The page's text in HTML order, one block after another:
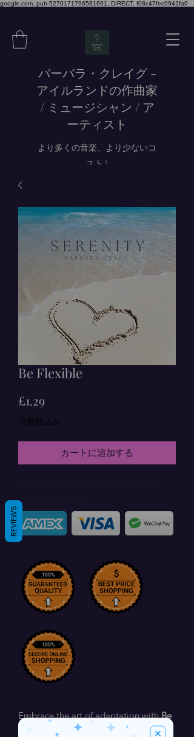
google.com, pub-5270171796561691, DIRECT, f08c47fec0942fa0
バーバラ・クレイグ -
アイルランドの作曲家
/ ミュージシャン / ア
ーティスト
より多くの音楽、より少ないコ
スト:)
Be Flexible
£1.29価
格
消費税込み
カートに追加する
Embrace the art of adaptation withBe
Flexible
– the track that celebrates the
REVIEWS